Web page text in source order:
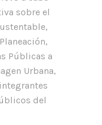
sobre el
Públicas a
Urbana,
del